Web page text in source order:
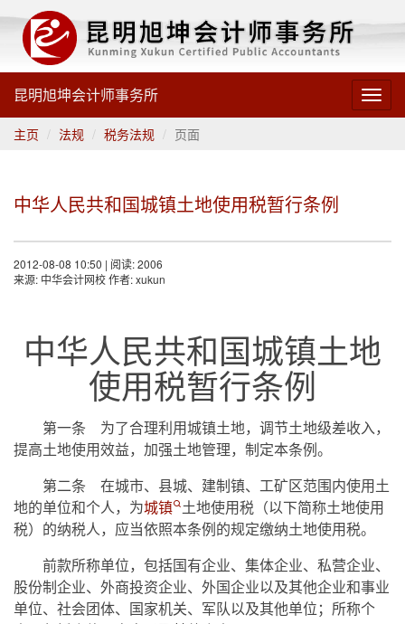
昆明旭坤会计师事务所
主页 法规 税务法规 页面
中华人民共和国城镇土地使用税暂行条例
2012-08-08 10:50 | 阅读: 2006
来源: 中华会计网校 作者: xukun
中华人民共和国城镇土地
使用税暂行条例
第一条 为了合理利用城镇土地，调节土地级差收入，
提高土地使用效益，加强土地管理，制定本条例。
第二条 在城市、县城、建制镇、工矿区范围内使用土
地的单位和个人，为城镇 土地使用税（以下简称土地使用
税）的纳税人，应当依照本条例的规定缴纳土地使用税。
前款所称单位，包括国有企业、集体企业、私营企业、
股份制企业、外商投资企业、外国企业以及其他企业和事业
单位、社会团体、国家机关、军队以及其他单位；所称个